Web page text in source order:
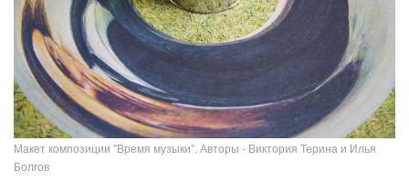
Макет композиции "Время музыки". Авторы - Виктория Терина и Илья
Болгов